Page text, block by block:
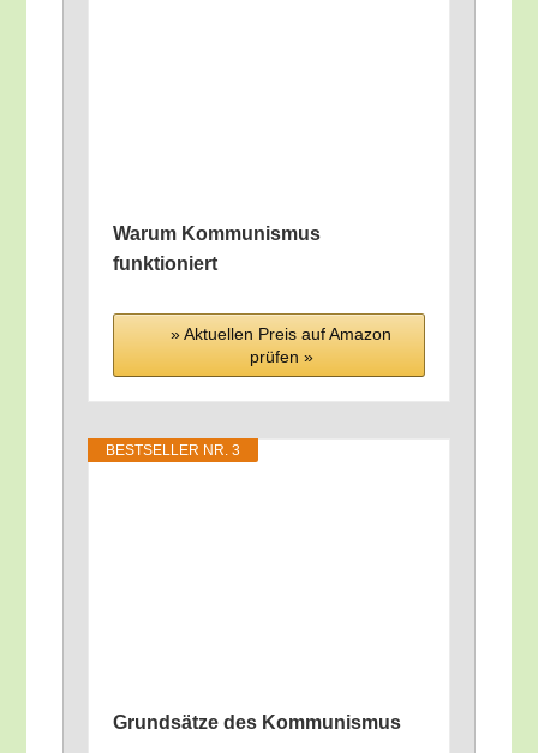
War­um Kom­mu­nis­mus
funktioniert
» Aktu­el­len Preis auf Ama­zon
prü­fen »
BEST­SEL­LER NR. 3
Grund­sät­ze des Kommunismus